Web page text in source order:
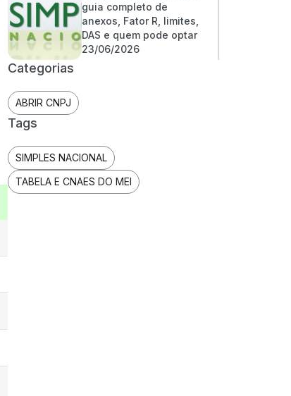
guia completo de
anexos, Fator R, limites,
DAS e quem pode optar
23/06/2026
Categorias
ABRIR CNPJ
Tags
SIMPLES NACIONAL
TABELA E CNAES DO MEI